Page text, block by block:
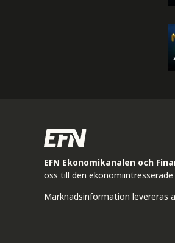
EFN Ekonomikanalen och
oss till den
Marknadsinformation levereras